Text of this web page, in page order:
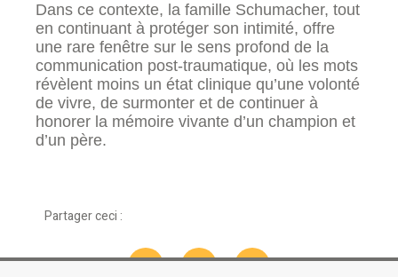
Dans ce contexte, la famille Schumacher, tout
en continuant à protéger son intimité, offre
une rare fenêtre sur le sens profond de la
communication post-traumatique, où les mots
révèlent moins un état clinique qu’une volonté
de vivre, de surmonter et de continuer à
honorer la mémoire vivante d’un champion et
d’un père.
Partager ceci :